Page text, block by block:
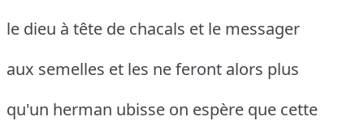
le dieu à tête de chacals et le messager
aux semelles et les ne feront alors plus
qu'un herman ubisse on espère que cette